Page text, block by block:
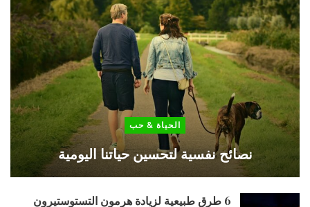
الحياة & حب
نصائح نفسية لتحسين حياتنا اليومية
6 طرق طبيعية لزيادة هرمون التستوستيرون